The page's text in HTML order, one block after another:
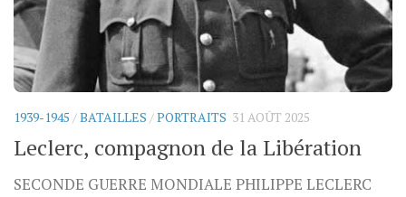
1939-1945 /BATAILLES /PORTRAITS 31 AOÛT 2025
Leclerc, compagnon de la Libération
SECONDE GUERRE MONDIALE PHILIPPE LECLERC